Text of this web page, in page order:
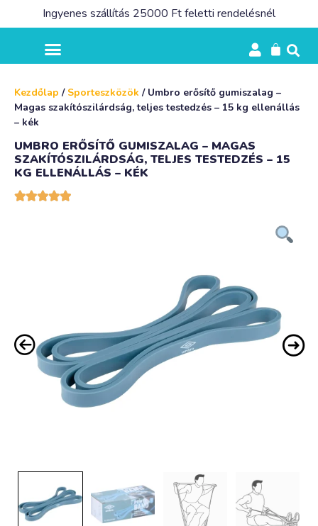
Ingyenes szállítás 25000 Ft feletti rendelésnél
Kezdőlap / Sporteszközök / Umbro erősítő gumiszalag –
Magas szakítószilárdság, teljes testedzés – 15 kg ellenállás
– kék
UMBRO ERŐSÍTŐ GUMISZALAG – MAGAS
SZAKÍTÓSZILÁRDSÁG, TELJES TESTEDZÉS – 15
KG ELLENÁLLÁS – KÉK
